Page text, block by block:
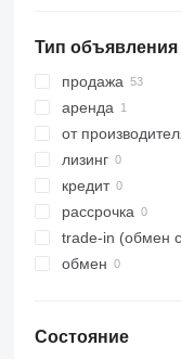
Тип объявления
продажа
аренда
от
лизинг
кредит
рассрочка
trade-in (обмен
обмен
Состояние